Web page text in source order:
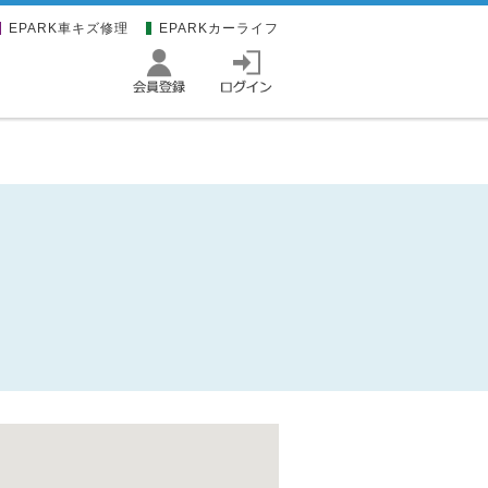
EPARK車キズ修理 EPARKカーライフ